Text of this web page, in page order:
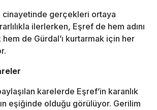
cinayetinde gerçekleri ortaya
ilerlerken, Eşref de hem adını
de Gürdal’ı kurtarmak için her
karelerde Eşref’in karanlık
eşiğinde olduğu görülüyor. Gerilim